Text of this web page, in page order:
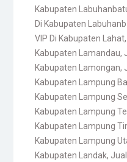
Kabupaten
Di Kabupaten
VIP Di Kabupaten Lahat,
Kabupaten Lamandau,
Kabupaten Lamongan,
Kabupaten Lampung
Kabupaten Lampung
Kabupaten Lampung
Kabupaten Lampung
Kabupaten Lampung
Kabupaten Landak,